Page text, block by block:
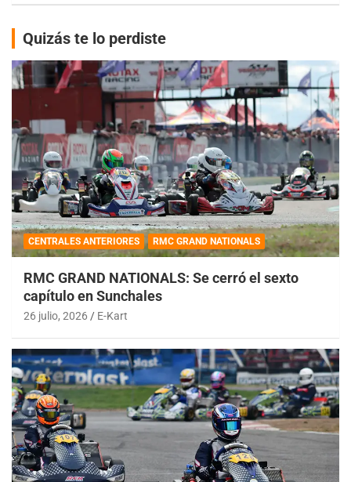
Quizás te lo perdiste
CENTRALES ANTERIORES RMC GRAND NATIONALS
RMC GRAND NATIONALS: Se cerró el sexto
capítulo en Sunchales
26 julio, 2026 E-Kart